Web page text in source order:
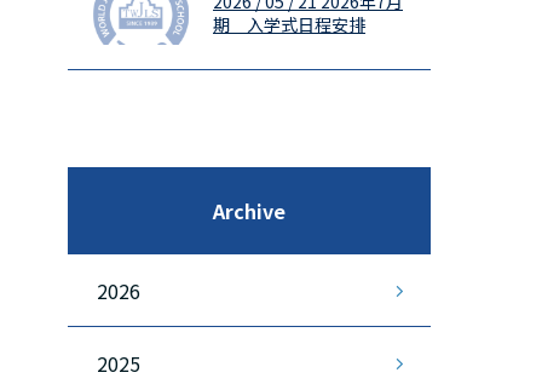
期 入学式日程安排
Archive
2026
2025